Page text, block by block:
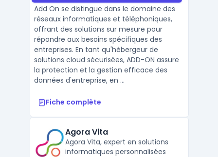
Add On se distingue dans le domaine des
réseaux informatiques et téléphoniques,
offrant des solutions sur mesure pour
répondre aux besoins spécifiques des
entreprises. En tant qu'hébergeur de
solutions cloud sécurisées, ADD-ON assure
la protection et la gestion efficace des
données d'entreprise, en ...
Fiche complète
Agora Vita
Agora Vita, expert en solutions
informatiques personnalisées